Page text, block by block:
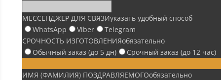
МЕССЕНДЖЕР ДЛЯ СВЯЗИуказать удобный способ
WhatsApp
Viber
Telegram
СРОЧНОСТЬ ИЗГОТОВЛЕНИЯобязательно
Обычный заказ (до 5 дн)
Срочный заказ (до 12 час)
ИМЯ (ФАМИЛИЯ) ПОЗДРАВЛЯЕМОГОобязательно